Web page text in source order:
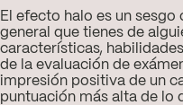
El efecto halo es un
general que tienes de
características,
de la evaluación de
impresión positiva de un
puntuación más alta de lo